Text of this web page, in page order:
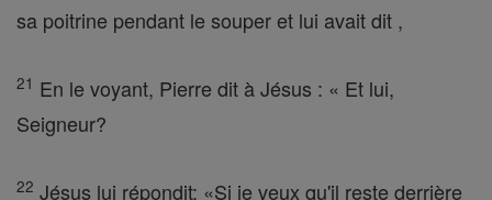
sa poitrine pendant le souper et lui avait dit ,
21 En le voyant, Pierre dit à Jésus : « Et lui,
Seigneur?
22 Jésus lui répondit: «Si je veux qu'il reste derrière